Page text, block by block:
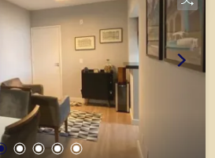
ou mesmo nos
da cidade de Ribeirão